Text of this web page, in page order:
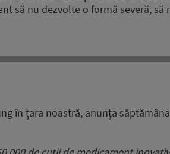
să nu dezvolte o formă severă, să
în țara noastră, anunța